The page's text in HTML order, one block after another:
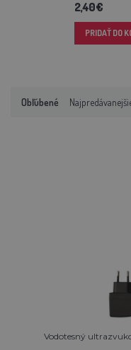
2,40€
PRIDAŤ DO
Obľúbené
Vodotesný